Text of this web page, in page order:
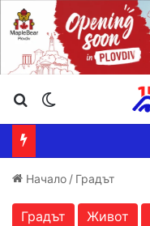
Търсене ...
Начало / Градът
Градът Живот